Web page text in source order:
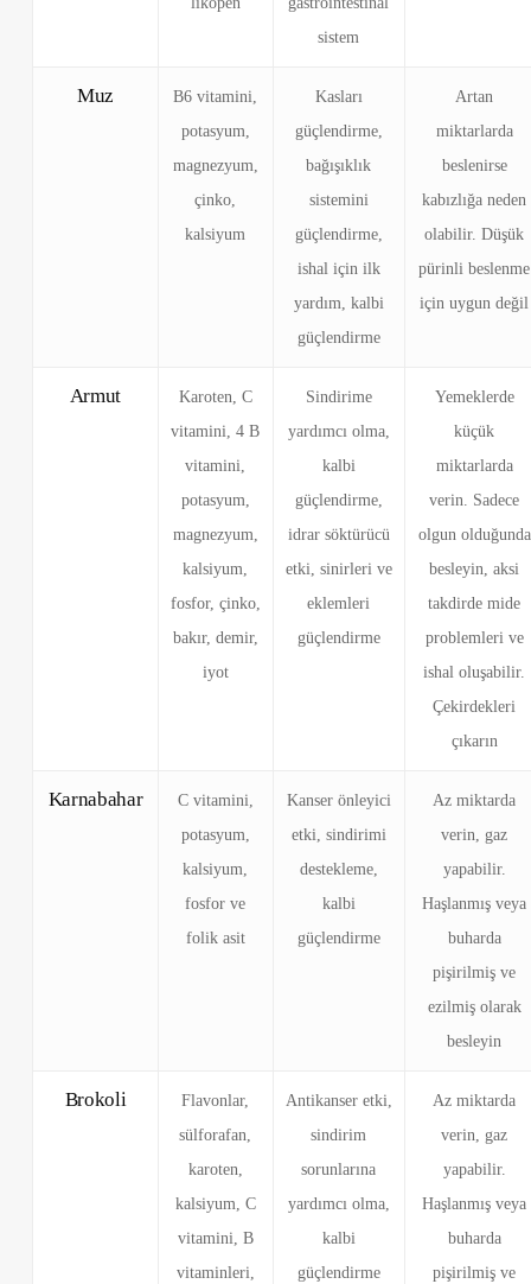
sistem
Muz
B6 vitamini,
potasyum,
magnezyum,
çinko,
kalsiyum
Kasları
güçlendirme,
bağışıklık
sistemini
güçlendirme,
ishal için ilk
yardım, kalbi
güçlendirme
Artan
miktarlarda
beslenirse
kabızlığa neden
olabilir. Düşük
pürinli beslenme
için uygun değil
Armut
Karoten, C
vitamini, 4 B
vitamini,
potasyum,
magnezyum,
kalsiyum,
fosfor, çinko,
bakır, demir,
iyot
Sindirime
yardımcı olma,
kalbi
güçlendirme,
idrar söktürücü
etki, sinirleri ve
eklemleri
güçlendirme
Yemeklerde
küçük
miktarlarda
verin. Sadece
olgun olduğunda
besleyin, aksi
takdirde mide
problemleri ve
ishal oluşabilir.
Çekirdekleri
çıkarın
Karnabahar
C vitamini,
potasyum,
kalsiyum,
fosfor ve
folik asit
Kanser önleyici
etki, sindirimi
destekleme,
kalbi
güçlendirme
Az miktarda
verin, gaz
yapabilir.
Haşlanmış veya
buharda
pişirilmiş ve
ezilmiş olarak
besleyin
Brokoli
Flavonlar,
sülforafan,
karoten,
kalsiyum, C
vitamini, B
vitaminleri,
Antikanser etki,
sindirim
sorunlarına
yardımcı olma,
kalbi
güçlendirme
Az miktarda
verin, gaz
yapabilir.
Haşlanmış veya
buharda
pişirilmiş ve